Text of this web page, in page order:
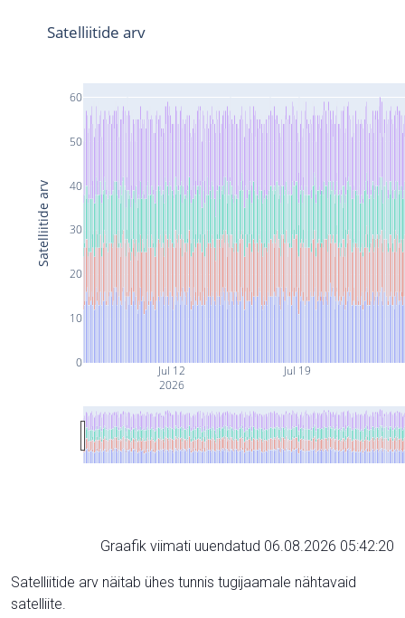
Jul 12
2026
Jul 19
0
10
20
30
40
50
60
Satelliitide arv
Satelliitide arv
Graafik viimati uuendatud 06.08.2026 05:42:20
Satelliitide arv näitab ühes tunnis tugijaamale nähtavaid
satelliite.